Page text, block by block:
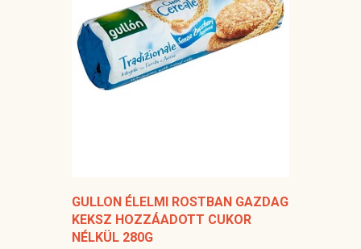
GULLON ÉLELMI ROSTBAN GAZDAG
KEKSZ HOZZÁADOTT CUKOR
NÉLKÜL 280G